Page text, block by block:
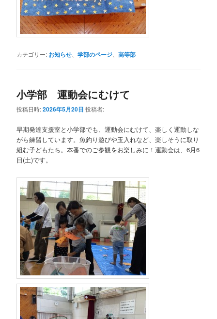
カテゴリー: お知らせ 、学部のページ 、高等部
小学部 運動会にむけて
投稿日時:2026年5月20日 投稿者:
早期発達支援室と小学部でも、運動会にむけて、楽しく運動しな
がら練習しています。魚釣り遊びや玉入れなど、楽しそうに取り
組む子どもたち。本番でのご参観をお楽しみに！運動会は、6月6
日(土)です。